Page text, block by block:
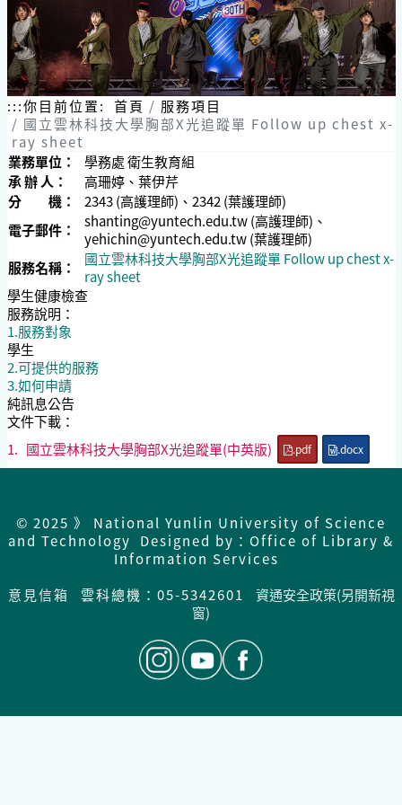
:::你目前位置: 首頁
服務項目
國立雲林科技大學胸部X光追蹤單 Follow up chest x-
ray sheet
業務單位：
學務處 衛生教育組
承 辦 人：
高珊婷、葉伊芹
分 機：
2343 (高護理師)、2342 (葉護理師)
電子郵件：
shanting@yuntech.edu.tw(高護理師)、
yehichin@yuntech.edu.tw(葉護理師)
服務名稱：
國立雲林科技大學胸部X光追蹤單 Follow up chest x-
ray sheet
學生健康檢查
服務說明：
1.服務對象
學生
2.可提供的服務
3.如何申請
純訊息公告
文件下載：
1. 國立雲林科技大學胸部X光追蹤單(中英版) .pdf .docx
© 2025 》 National Yunlin University of Science
and Technology Designed by：Office of Library &
Information Services
意見信箱
雲科總機：05-5342601
資通安全政策(另開新視
窗)